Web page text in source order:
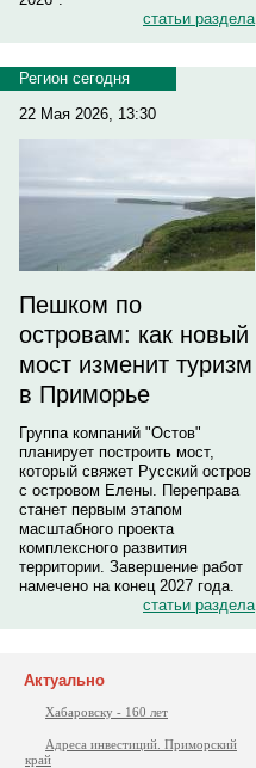
статьи раздела
Регион сегодня
22 Мая 2026, 13:30
Пешком по
островам: как новый
мост изменит туризм
в Приморье
Группа компаний "Остов"
планирует построить мост,
который свяжет Русский остров
с островом Елены. Переправа
станет первым этапом
масштабного проекта
комплексного развития
территории. Завершение работ
намечено на конец 2027 года.
статьи раздела
Актуально
Хабаровску - 160 лет
Адреса инвестиций. Приморский
край